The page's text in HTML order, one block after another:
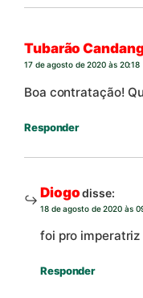
Tubarão
17 de agosto de 2020 às 20:18
Boa contratação!
Responder
Diogo disse:
18 de agosto de 2020 às
foi pro imperatriz
Responder